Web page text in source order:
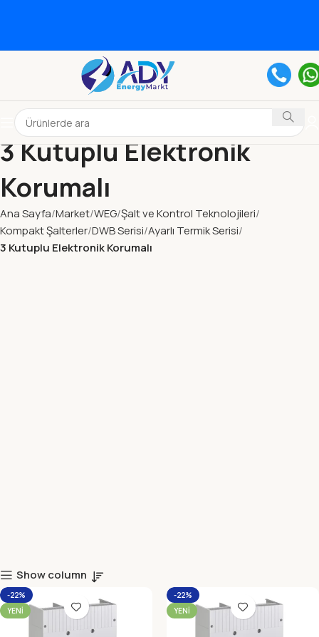
3 Kutuplu Elektronik
Korumalı
Ana Sayfa Market WEG Şalt ve Kontrol Teknolojileri
Kompakt Şalterler DWB Serisi Ayarlı Termik Serisi
3 Kutuplu Elektronik Korumalı
Show column
-22%
YENI
-22%
YENI